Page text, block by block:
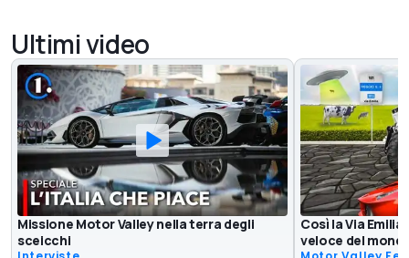
Ultimi video
Missione Motor Valley nella terra degli
sceicchi
Così la Via
veloce del